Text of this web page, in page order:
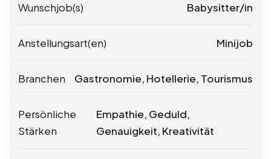
Wunschjob(s) Babysitter/in
Anstellungsart(en) Minijob
Branchen Gastronomie, Hotellerie, Tourismus
Persönliche
Stärken
Empathie, Geduld,
Genauigkeit, Kreativität